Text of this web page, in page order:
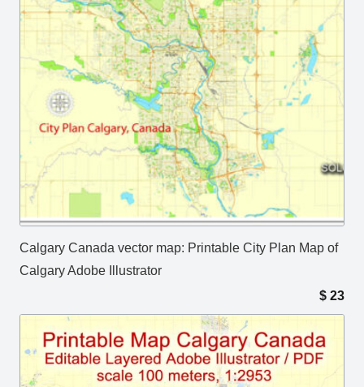
Calgary Canada vector map: Printable City Plan Map of
Calgary Adobe Illustrator
$ 23